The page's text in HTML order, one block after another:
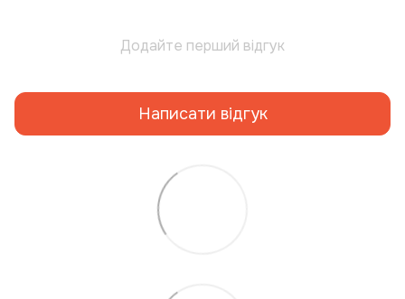
Додайте перший відгук
Написати відгук